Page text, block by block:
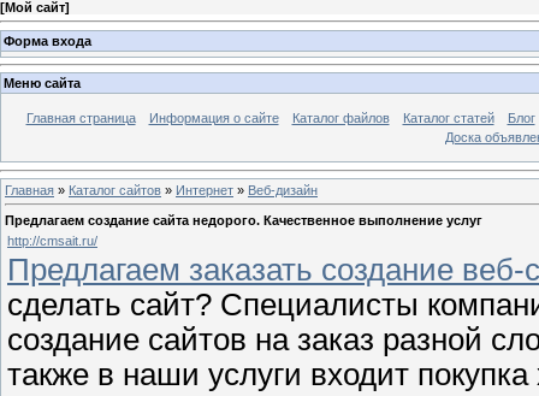
[Мой сайт]
Форма входа
Меню сайта
Главная страница Информация о сайте Каталог файлов Каталог статей
Блог
Доска
Главная » Каталог сайтов » Интернет » Веб-дизайн
Предлагаем создание сайта недорого. Качественное выполнение услуг
http://cmsait.ru/
Предлагаем заказать создание
сделать сайт? Специалисты
создание сайтов на заказ разной
также в наши услуги входит